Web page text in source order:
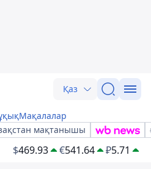
Қаз
Мақалалар
мақтанышы
$469.93 €541.64 ₽5.71